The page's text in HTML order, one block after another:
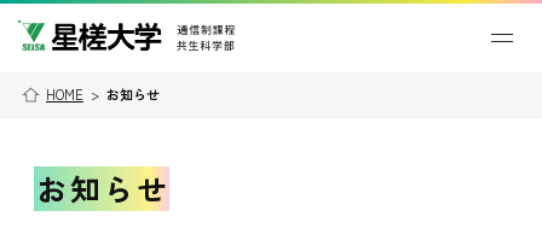
HOME > お知らせ
お知らせ